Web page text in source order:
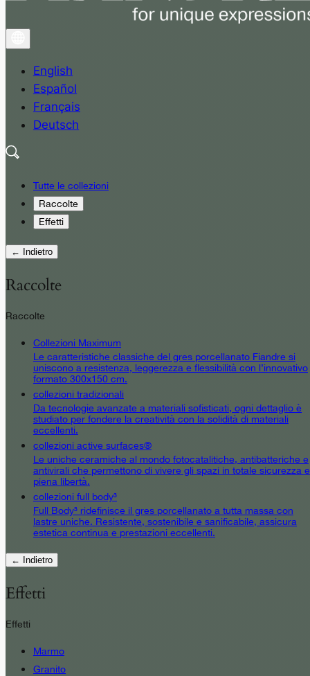
English
Español
Français
Deutsch
Tutte le collezioni
Raccolte
Effetti
← Indietro
Raccolte
Raccolte
Collezioni Maximum
Le caratteristiche classiche del gres porcellanato Fiandre si
uniscono a resistenza, leggerezza e flessibilità con l’innovativo
formato 300x150 cm.
collezioni tradizionali
Da tecnologie avanzate a materiali sofisticati, ogni dettaglio è
studiato per fondere la creatività con la solidità di materiali
eccellenti.
collezioni active surfaces®
Le uniche ceramiche al mondo fotocatalitiche, antibatteriche e
antivirali che permettono di vivere gli spazi in totale sicurezza e
piena libertà.
collezioni full body³
Full Body³ ridefinisce il gres porcellanato a tutta massa con
lastre uniche. Resistente, sostenibile e sanificabile, assicura
estetica continua e prestazioni eccellenti.
← Indietro
Effetti
Effetti
Marmo
Granito